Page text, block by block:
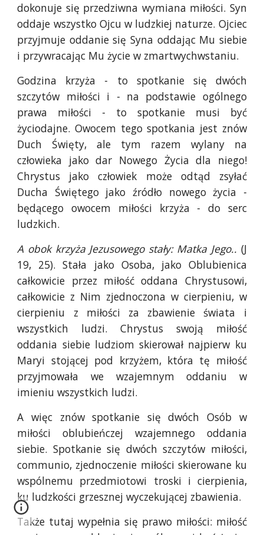
dokonuje się przedziwna wymiana miłości. Syn
oddaje wszystko Ojcu w ludzkiej naturze. Ojciec
przyjmuje oddanie się Syna oddając Mu siebie
i przywracając Mu życie w zmartwychwstaniu.
Godzina krzyża - to spotkanie się dwóch
szczytów miłości i - na podstawie ogólnego
prawa miłości - to spotkanie musi być
życiodajne. Owocem tego spotkania jest znów
Duch Święty, ale tym razem wylany na
człowieka jako dar Nowego Życia dla niego!
Chrystus jako człowiek może odtąd zsyłać
Ducha Świętego jako źródło nowego życia -
będącego owocem miłości krzyża - do serc
ludzkich.
A obok krzyża Jezusowego stały: Matka Jego.. (J
19, 25). Stała jako Osoba, jako Oblubienica
całkowicie przez miłość oddana Chrystusowi,
całkowicie z Nim zjednoczona w cierpieniu, w
cierpieniu z miłości za zbawienie świata i
wszystkich ludzi. Chrystus swoją miłość
oddania siebie ludziom skierował najpierw ku
Maryi stojącej pod krzyżem, która tę miłość
przyjmowała we wzajemnym oddaniu w
imieniu wszystkich ludzi.
A więc znów spotkanie się dwóch Osób w
miłości oblubieńczej wzajemnego oddania
siebie. Spotkanie się dwóch szczytów miłości,
communio, zjednoczenie miłości skierowane ku
wspólnemu przedmiotowi troski i cierpienia,
ku ludzkości grzesznej wyczekującej zbawienia.
Także tutaj wypełnia się prawo miłości: miłość